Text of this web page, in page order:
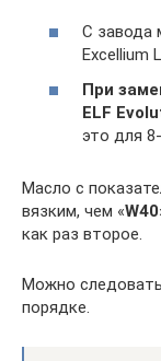
С завода
Excellium
При
ELF
это для
Масло с
вязким, чем «W40
как раз второе.
Можно
порядке.